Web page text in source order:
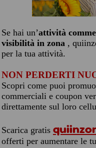
Se hai un’attività
visibilità in zona ,
per la tua attività.
NON PERDERTI
Scopri come puoi
commerciali e coupon
direttamente sul loro
Scarica gratis
offerti per aumentare le